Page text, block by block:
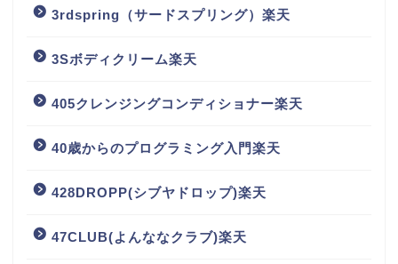
3rdspring（サードスプリング）楽天
3Sボディクリーム楽天
405クレンジングコンディショナー楽天
40歳からのプログラミング入門楽天
428DROPP(シブヤドロップ)楽天
47CLUB(よんななクラブ)楽天